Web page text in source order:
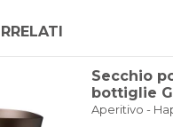
lavorativi.
carenze di
esserci dei
Secchio
bottiglie
Aperitivo -